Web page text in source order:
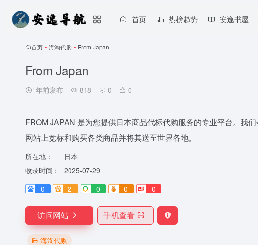
首页 热榜趋势 安逸书屋
首页 • 海淘代购 • From Japan
From Japan
1年前发布 818 0 0
FROM JAPAN 是为您提供日本商品代标代购服务的专业平台。我
网站上竞标和购买各类商品并将其送至世界各地。
所在地：
日本
收录时间：
2025-07-29
0
2- 0 0 0
访问网站 手机查看
海淘代购